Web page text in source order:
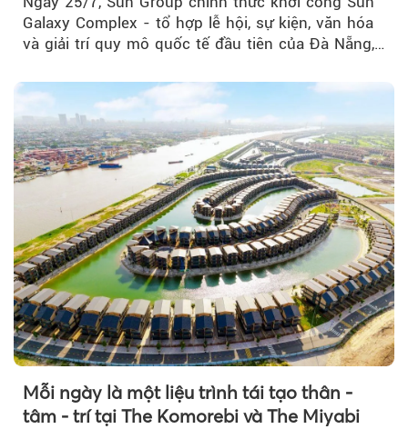
Galaxy Complex - tổ hợp lễ hội, sự kiện, văn hóa
và giải trí quy mô quốc tế đầu tiên của Đà Nẵng,…
Mỗi ngày là một liệu trình tái tạo thân -
tâm - trí tại The Komorebi và The Miyabi